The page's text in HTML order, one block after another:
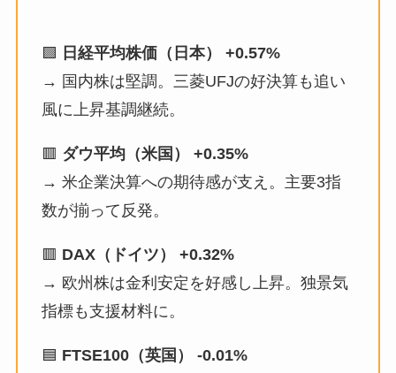
🟩 日経平均株価（日本） +0.57%
→ 国内株は堅調。三菱UFJの好決算も追い
風に上昇基調継続。
🟥 ダウ平均（米国） +0.35%
→ 米企業決算への期待感が支え。主要3指
数が揃って反発。
🟥 DAX（ドイツ） +0.32%
→ 欧州株は金利安定を好感し上昇。独景気
指標も支援材料に。
🟦 FTSE100（英国） -0.01%